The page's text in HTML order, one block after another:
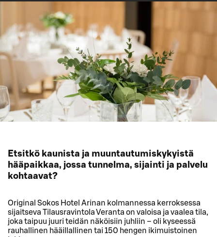
Etsitkö kaunista ja muuntautumiskykyistä
hääpaikkaa, jossa tunnelma, sijainti ja palvelu
kohtaavat?
Original Sokos Hotel Arinan kolmannessa kerroksessa
sijaitseva Tilausravintola Veranta on valoisa ja vaalea tila,
joka taipuu juuri teidän näköisiin juhliin – oli kyseessä
rauhallinen hääillallinen tai 150 hengen ikimuistoinen